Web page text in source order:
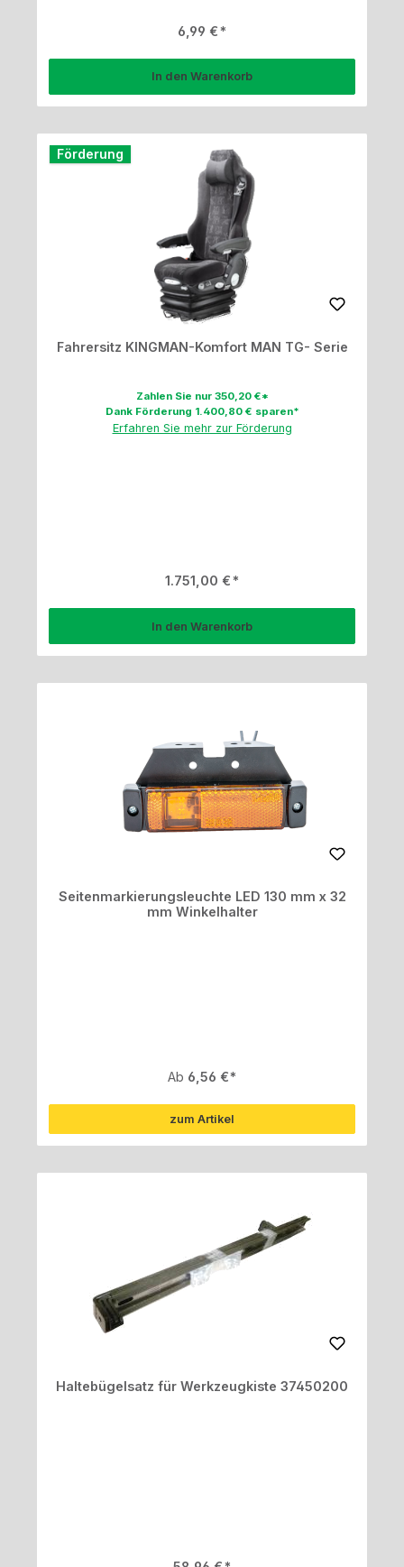
Regulärer Preis:
6,99 €
In den Warenkorb
Förderung
Fahrersitz KINGMAN-Komfort MAN TG- Serie
Zahlen Sie nur 350,20 €*
Dank Förderung 1.400,80 € sparen*
Erfahren Sie mehr zur Förderung
Regulärer Preis:
1.751,00 €
In den Warenkorb
Seitenmarkierungsleuchte LED 130 mm x 32
mm Winkelhalter
Regulärer Preis:
Ab 6,56 €
zum Artikel
Haltebügelsatz für Werkzeugkiste 37450200